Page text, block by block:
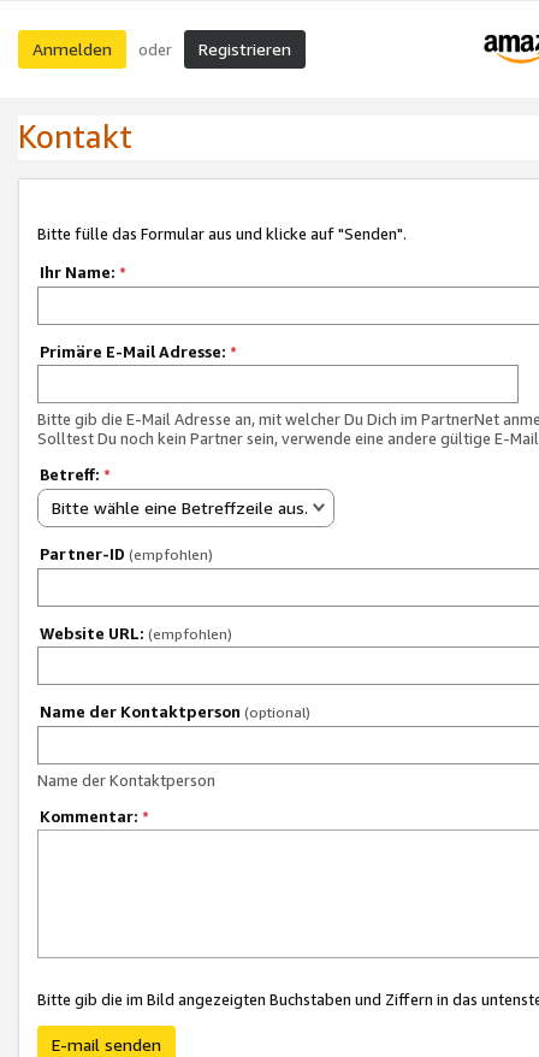
Anmelden oder Registrieren
Kontakt
Bitte fülle das Formular aus und klicke auf "Senden".
Ihr Name: *
Primäre E-Mail Adresse: *
Bitte gib die E-Mail Adresse an, mit welcher Du Dich im PartnerNet
Solltest Du noch kein Partner sein, verwende eine andere gültige E-
Betreff: *
Bitte wähle eine Betreffzeile aus.
Partner-ID (empfohlen)
Website URL: (empfohlen)
Name der Kontaktperson (optional)
Name der Kontaktperson
Kommentar: *
Bitte gib die im Bild angezeigten Buchstaben und Ziffern in das
E-mail senden